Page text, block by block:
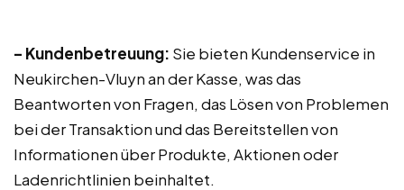
– Kundenbetreuung: Sie bieten Kundenservice in
Neukirchen-Vluyn an der Kasse, was das
Beantworten von Fragen, das Lösen von Problemen
bei der Transaktion und das Bereitstellen von
Informationen über Produkte, Aktionen oder
Ladenrichtlinien beinhaltet.